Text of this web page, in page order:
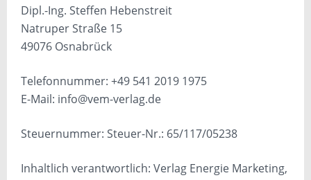
Dipl.-Ing. Steffen Hebenstreit
Natruper Straße 15
49076 Osnabrück
Telefonnummer: +49 541 2019 1975
E-Mail: info@vem-verlag.de
Steuernummer: Steuer-Nr.: 65/117/05238
Inhaltlich verantwortlich: Verlag Energie Marketing,